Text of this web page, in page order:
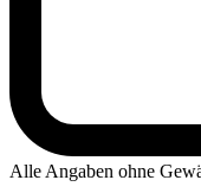
Alle Angaben ohne